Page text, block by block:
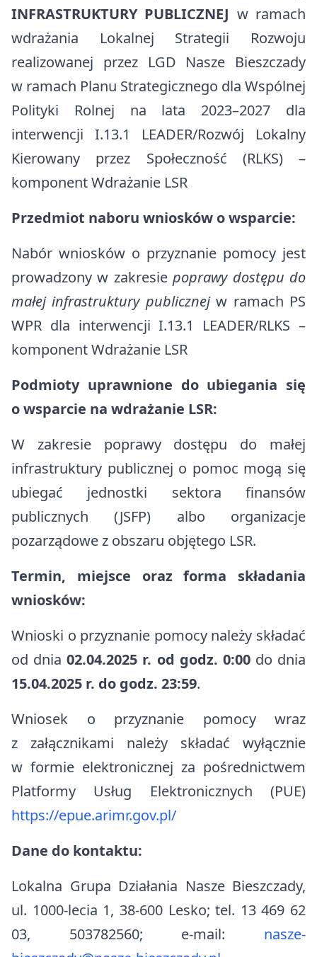
Zadania dofinansowane ze środków budżetu państwa
Rządowy Fundusz Polski Ład
Rządowy Fundusz Rozwoju Dróg
Program integracji społecznej i obywatelskiej Romów w Polsce w
latach 2021- 2030
Europejski Fundusz Rolny na rzecz Rozwoju Obszarów Wiejskich
Organizacje pozarządowe
Strategia Rozwoju Ponadlokalnego dla Partnerstwa Turystyczne
Bieszczady na lata 2025-2030
Zdrowie
Edukacja
Komunikacja i transport
Konta bankowe
Tablica informacyjna
Bezpieczeństwo
Koronawirus
Cmentarze Komunalne Gminy Komańcza
Trasy rowerowe
Szlaki turystyczne
INFRASTRUKTURY PUBLICZNEJ w ramach
wdrażania Lokalnej Strategii Rozwoju
realizowanej przez LGD Nasze Bieszczady
w ramach Planu Strategicznego dla Wspólnej
Polityki Rolnej na lata 2023–2027 dla
interwencji I.13.1 LEADER/Rozwój Lokalny
Kierowany przez Społeczność (RLKS) –
komponent Wdrażanie LSR
Przedmiot naboru wniosków o wsparcie:
Nabór wniosków o przyznanie pomocy jest
prowadzony w zakresiepoprawy dostępu do
małej infrastruktury publicznejw ramach PS
WPR dla interwencji I.13.1 LEADER/RLKS –
komponent Wdrażanie LSR
Podmioty uprawnione do ubiegania się
o wsparcie na wdrażanie LSR:
W zakresie poprawy dostępu do małej
infrastruktury publicznej o pomoc mogą się
ubiegać jednostki sektora finansów
publicznych (JSFP) albo organizacje
pozarządowe z obszaru objętego LSR.
Termin, miejsce oraz forma składania
wniosków:
Wnioski o przyznanie pomocy należy składać
od dnia02.04.2025 r. od godz. 0:00do dnia
15.04.2025 r. do godz. 23:59.
Wniosek o przyznanie pomocy wraz
z załącznikami należy składać wyłącznie
w formie elektronicznej za pośrednictwem
Platformy Usług Elektronicznych (PUE)
https://epue.arimr.gov.pl/
Dane do kontaktu:
Lokalna Grupa Działania Nasze Bieszczady,
ul. 1000-lecia 1, 38-600 Lesko; tel. 13 469 62
03, 503782560; e-mail: nasze-